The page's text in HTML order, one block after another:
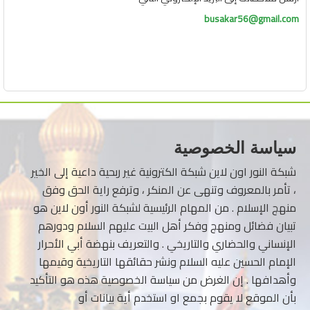
busakar56@gmail.com
سياسة الخصوصية
شبكة النور اون لاين شبكة الكترونية غير ربحية داعية إلى الخير
، تأمر بالمعروف وتنهى عن المنكر ، وترفع راية الحق وفق
منهج الإسلام . من المهام الرئيسية لشبكة النور أون لاين هو
تبيان فضائل ومنهج وفكر أهل البيت عليهم السلام ودورهم
الإنساني والحضاري والتاريخي . والتعريف بنهضة أبي الأحرار
الإمام الحسين عليه السلام ونشر حقائقها التاريخية وقيمها
وأهدافها . إن الغرض من سياسة الخصوصية هذه هو التأكيد
بأن الموقع لا يقوم بجمع او استخدم أية بيانات أو